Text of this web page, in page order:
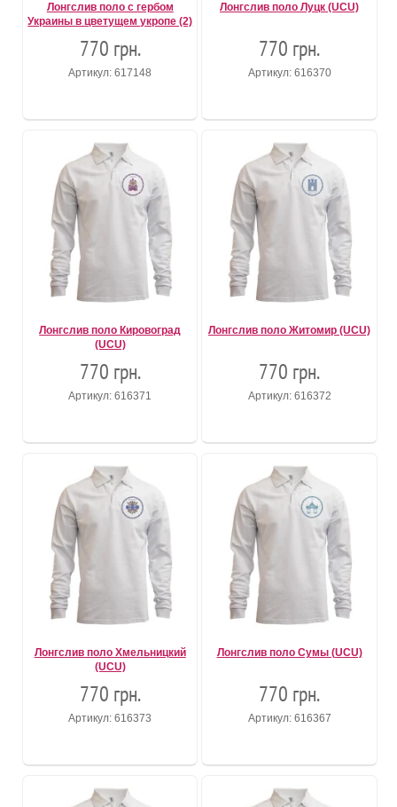
Лонгслив поло с гербом
Украины в цветущем укропе (2)
770 грн.
Артикул: 617148
Лонгслив поло Луцк (UCU)
770 грн.
Артикул: 616370
Лонгслив поло Кировоград
(UCU)
770 грн.
Артикул: 616371
Лонгслив поло Житомир (UCU)
770 грн.
Артикул: 616372
Лонгслив поло Хмельницкий
(UCU)
770 грн.
Артикул: 616373
Лонгслив поло Сумы (UCU)
770 грн.
Артикул: 616367